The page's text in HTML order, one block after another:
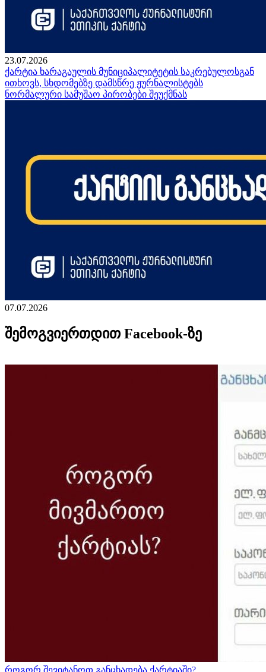
23.07.2026
ქარტია ხარაგაულის მუნიციპალიტეტის საკრებულოსგან
ითხოვს, სხდომებზე დამსწრე ჟურნალისტებს
ნორმალური სამუშაო პირობები შეუქმნას
07.07.2026
შემოგვიერთდით Facebook-ზე
როგორ შევიტანოთ განცხადება ქარტიაში?